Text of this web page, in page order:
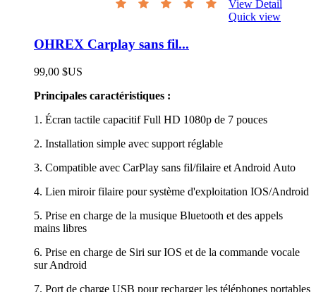
View Detail
Quick view
OHREX Carplay sans fil...
99,00 $US
Principales caractéristiques :
1. Écran tactile capacitif Full HD 1080p de 7 pouces
2. Installation simple avec support réglable
3. Compatible avec CarPlay sans fil/filaire et Android Auto
4. Lien miroir filaire pour système d'exploitation IOS/Android
5. Prise en charge de la musique Bluetooth et des appels
mains libres
6. Prise en charge de Siri sur IOS et de la commande vocale
sur Android
7. Port de charge USB pour recharger les téléphones portables